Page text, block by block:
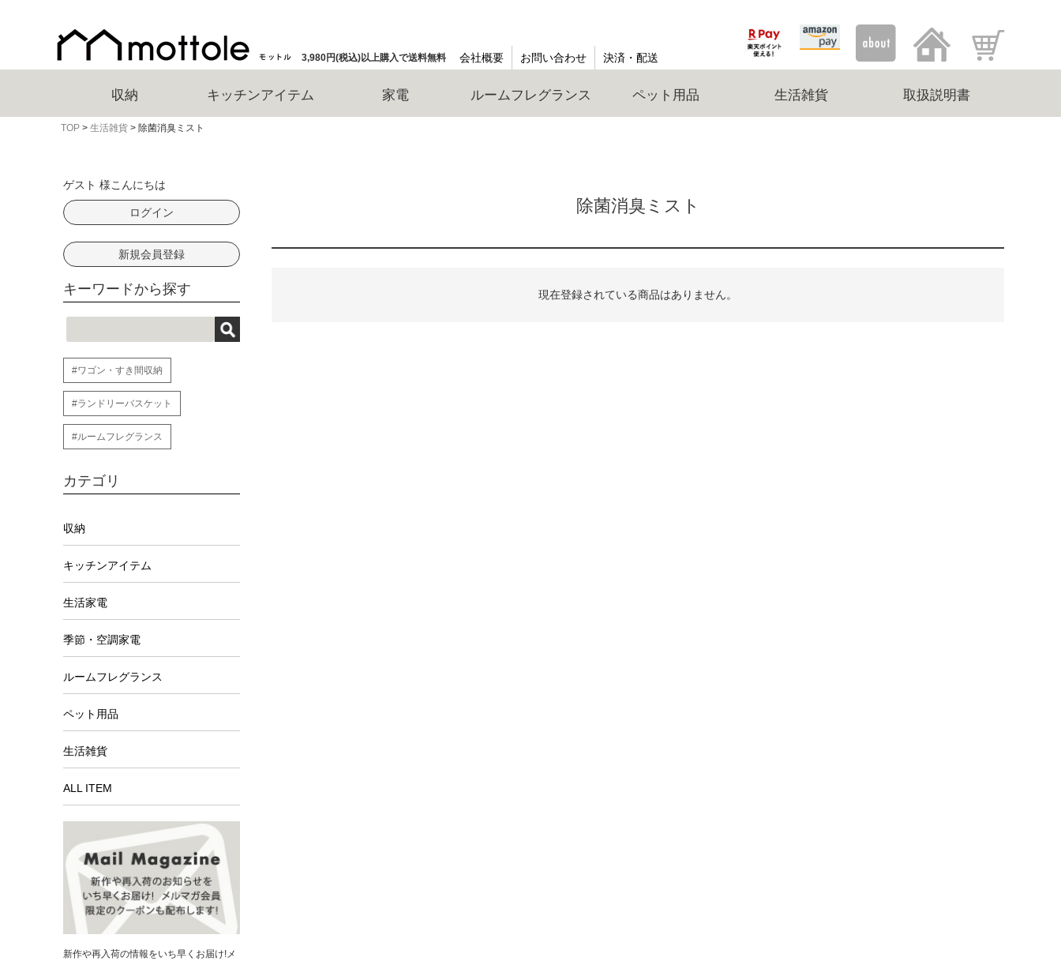
3,980円(税込)以上購入で送料無料 会社概要 お問い合わせ 決済・配送
収納 キッチンアイテム 家電 ルームフレグランス ペット用品 生活雑貨 取扱説明書
TOP 生活雑貨 除菌消臭ミスト
ゲスト 様こんにちは
ログイン
新規会員登録
キーワードから探す
#ワゴン・すき間収納
#ランドリーバスケット
#ルームフレグランス
カテゴリ
収納
キッチンアイテム
生活家電
季節・空調家電
ルームフレグランス
ペット用品
生活雑貨
ALL ITEM
新作や再入荷の情報をいち早くお届け!メ
除菌消臭ミスト
現在登録されている商品はありません。